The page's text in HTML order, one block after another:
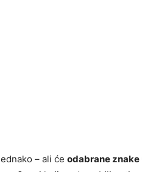
– ali će odabrane